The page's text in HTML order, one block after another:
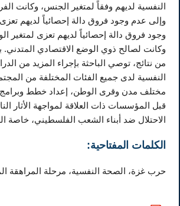
النفسية لديهم وفقاً لمتغير الجنس، وكانت
وإلى عدم وجود فروق دالة إحصائياً لديهم تعزى
وجود فروق دالة إحصائياً لديهم تعزى لمتغير
وكانت لصالح ذوي الوضع الاقتصادي المتدني.
من نتائج، توصي الباحثة بإجراء المزيد من
النفسية لدى جميع الفئات المختلفة من
مختلف مدن وقرى الوطن، إعداد خطط وبرامج
قبل المؤسسات ذات العلاقة لمواجهة الأثار
الاحتلال ضد أبناء الشعب الفلسطيني، خاصة
الكلمات المفتاحية:
حرب غزة، الصحة النفسية، مرحلة المراهقة